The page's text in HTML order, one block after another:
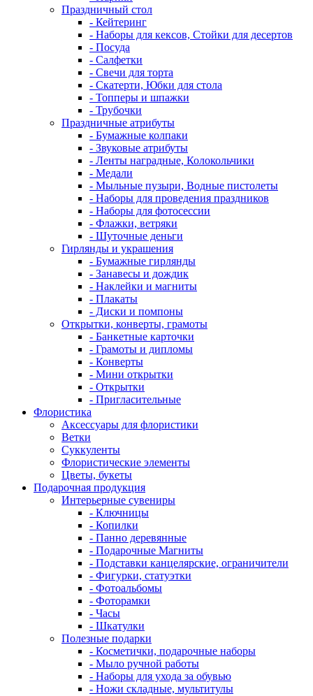
Праздничный стол
- Кейтеринг
- Наборы для кексов, Стойки для десертов
- Посуда
- Салфетки
- Свечи для торта
- Скатерти, Юбки для стола
- Топперы и шпажки
- Трубочки
Праздничные атрибуты
- Бумажные колпаки
- Звуковые атрибуты
- Ленты наградные, Колокольчики
- Медали
- Мыльные пузыри, Водные пистолеты
- Наборы для проведения праздников
- Наборы для фотосессии
- Флажки, ветряки
- Шуточные деньги
Гирлянды и украшения
- Бумажные гирлянды
- Занавесы и дождик
- Наклейки и магниты
- Плакаты
- Диски и помпоны
Открытки, конверты, грамоты
- Банкетные карточки
- Грамоты и дипломы
- Конверты
- Мини открытки
- Открытки
- Пригласительные
Флористика
Аксессуары для флористики
Ветки
Суккуленты
Флористические элементы
Цветы, букеты
Подарочная продукция
Интерьерные сувениры
- Ключницы
- Копилки
- Панно деревянные
- Подарочные Магниты
- Подставки канцелярские, ограничители
- Фигурки, статуэтки
- Фотоальбомы
- Фоторамки
- Часы
- Шкатулки
Полезные подарки
- Косметички, подарочные наборы
- Мыло ручной работы
- Наборы для ухода за обувью
- Ножи складные, мультитулы